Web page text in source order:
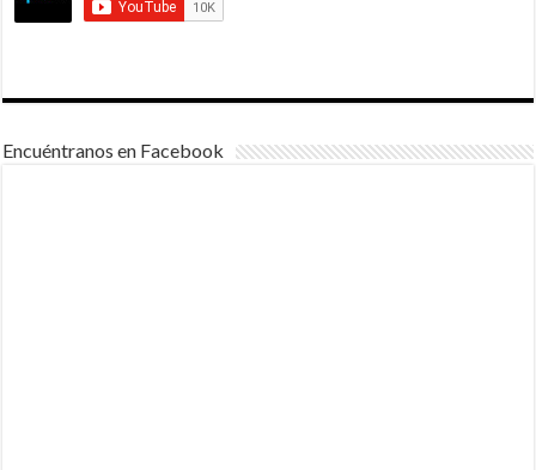
Encuéntranos en Facebook